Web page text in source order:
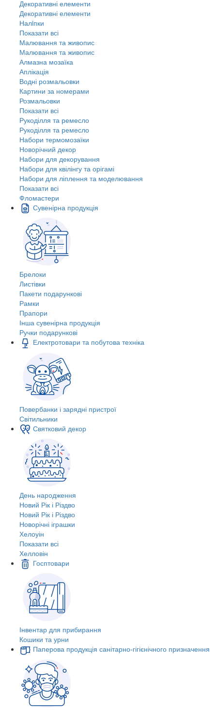
Декоративні елементи
Декоративні елементи
Налiпки
Показати всі
Малювання та живопис
Малювання та живопис
Алмазна мозаїка
Аплікація
Водні розмальовки
Картини за номерами
Розмальовки
Показати всі
Рукоділля та ремесло
Рукоділля та ремесло
Набори термомозаїки
Новорічний декор
Набори для декорування
Набори для квілінгу та орігамі
Набори для ліплення та моделювання
Показати всі
Фломастери
Сувенірна продукція
Брелоки
Листівки
Пакети подарункові
Рамки
Прапори
Інша сувенірна продукція
Ручки подарункові
Електротовари та побутова техніка
Повербанки і зарядні пристрої
Світильники
Святковий декор
День народження
Новий Рік і Різдво
Новий Рік і Різдво
Новорічні іграшки
Хелоуін
Показати всі
Хелловін
Госптовари
Інвентар для прибирання
Кошики та урни
Паперова продукція санітарно-гігієнічного призначення